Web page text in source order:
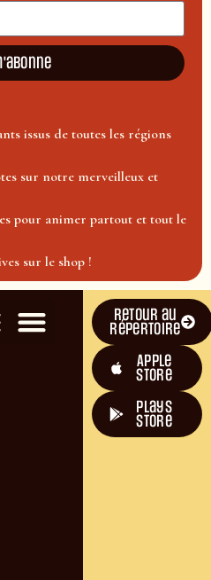
issus de toutes les régions
sur notre merveilleux et
pour animer partout et tout le
sur le shop !
Retour au
répertoire
Apple
Store
plays
store